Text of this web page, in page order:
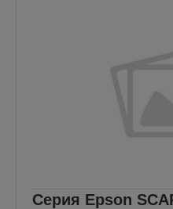
Серия Epson